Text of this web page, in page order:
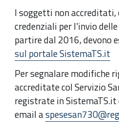
I soggetti non accreditati,
credenziali per l'invio
partire dal 2016, devono
sul portale SistemaTS.it
Per segnalare modifiche
accreditate col Servizio
registrate in
email a